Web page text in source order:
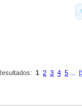
1 2 3 4 5